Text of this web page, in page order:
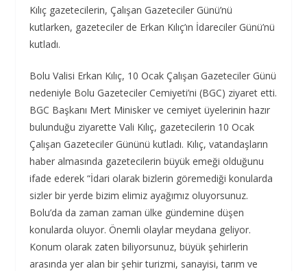
Kılıç gazetecilerin, Çalışan Gazeteciler Günü’nü
kutlarken, gazeteciler de Erkan Kılıç’ın İdareciler Günü’nü
kutladı.
Bolu Valisi Erkan Kılıç, 10 Ocak Çalışan Gazeteciler Günü
nedeniyle Bolu Gazeteciler Cemiyeti’ni (BGC) ziyaret etti.
BGC Başkanı Mert Minisker ve cemiyet üyelerinin hazır
bulunduğu ziyarette Vali Kılıç, gazetecilerin 10 Ocak
Çalışan Gazeteciler Gününü kutladı. Kılıç, vatandaşların
haber almasında gazetecilerin büyük emeği olduğunu
ifade ederek “İdari olarak bizlerin göremediği konularda
sizler bir yerde bizim elimiz ayağımız oluyorsunuz.
Bolu’da da zaman zaman ülke gündemine düşen
konularda oluyor. Önemli olaylar meydana geliyor.
Konum olarak zaten biliyorsunuz, büyük şehirlerin
arasında yer alan bir şehir turizmi, sanayisi, tarım ve